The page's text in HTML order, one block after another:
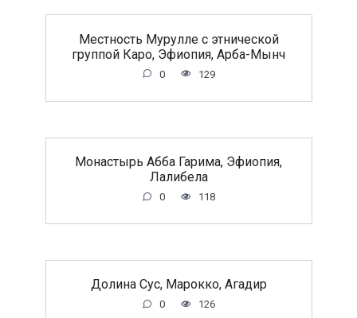
Местность Мурулле с этнической
группой Каро, Эфиопия, Арба-Мынч
0 129
Монастырь Абба Гарима, Эфиопия,
Лалибела
0 118
Долина Сус, Марокко, Агадир
0 126